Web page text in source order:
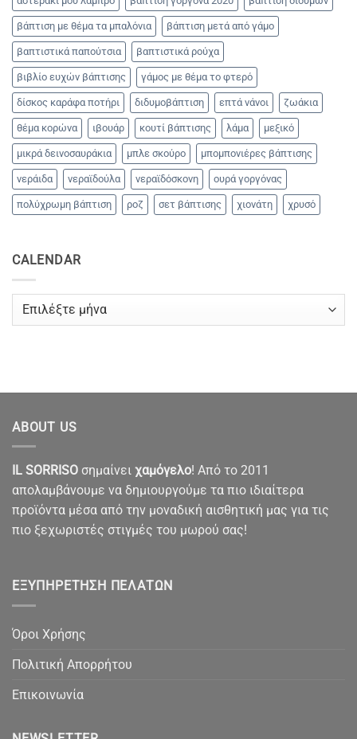
βάπτιση με θέμα τα μπαλόνια βάπτιση μετά από γάμο
βαπτιστικά παπούτσια βαπτιστικά ρούχα
βιβλίο ευχών βάπτισης γάμος με θέμα το φτερό
δίσκος καράφα ποτήρι διδυμοβάπτιση επτά νάνοι ζωάκια
θέμα κορώνα ιβουάρ κουτί βάπτισης λάμα μεξικό
μικρά δεινοσαυράκια μπλε σκούρο μπομπονιέρες βάπτισης
νεράιδα νεραϊδούλα νεραϊδόσκονη ουρά γοργόνας
πολύχρωμη βάπτιση ροζ σετ βάπτισης χιονάτη χρυσό
CALENDAR
CALENDAR
ABOUT US
IL SORRISO σημαίνει χαμόγελο! Από το 2011
απολαμβάνουμε να δημιουργούμε τα πιο ιδιαίτερα
προϊόντα μέσα από την μοναδική αισθητική μας για τις
πιο ξεχωριστές στιγμές του μωρού σας!
ΕΞΥΠΗΡΈΤΗΣΗ ΠΕΛΑΤΏΝ
Όροι Χρήσης
Πολιτική Απορρήτου
Επικοινωνία